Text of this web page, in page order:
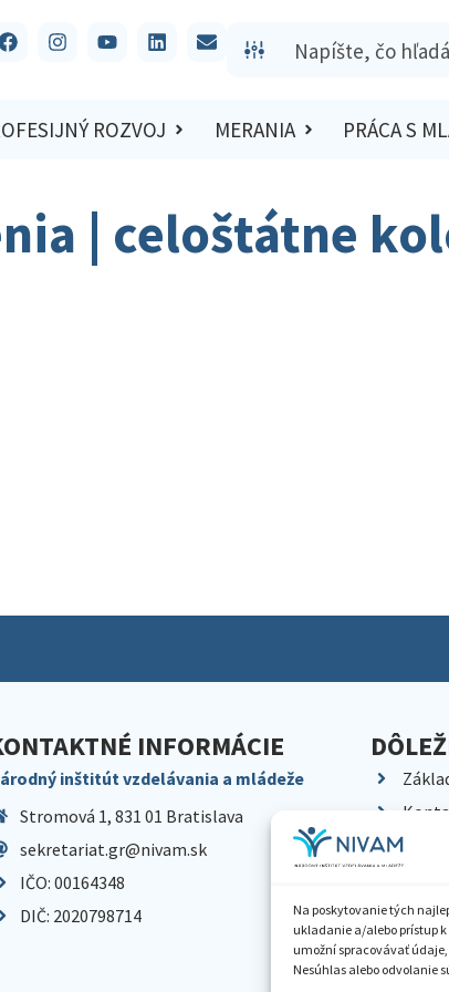
Na poskytovanie tých
ukladanie a/alebo prístup
umožní spracovávať
Nesúhlas alebo odvolanie
ROZVOJ MERANIA PRÁCA S
| celoštátne
INFORMÁCIE
inštitút vzdelávania a mládeže
Stromová 1, 831 01 Bratislava
sekretariat.gr@nivam.sk
IČO: 00164348
DIČ: 2020798714
Kariéra